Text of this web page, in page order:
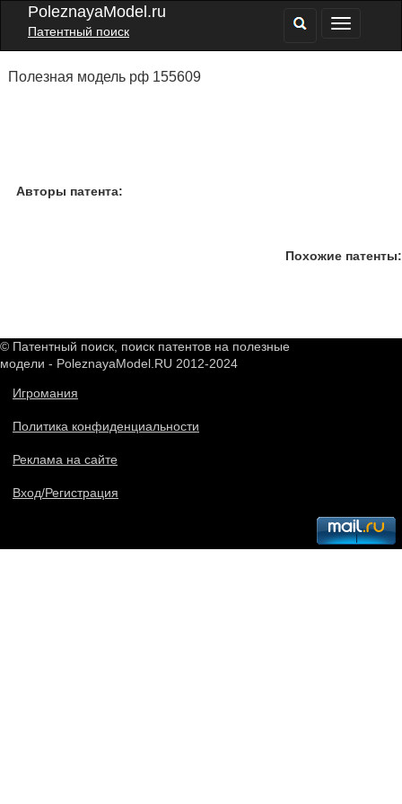
PoleznayaModel.ru
Патентный поиск
Полезная модель рф 155609
Авторы патента:
Похожие патенты:
© Патентный поиск, поиск патентов на полезные
модели - PoleznayaModel.RU 2012-2024
Игромания
Политика конфиденциальности
Реклама на сайте
Вход/Регистрация